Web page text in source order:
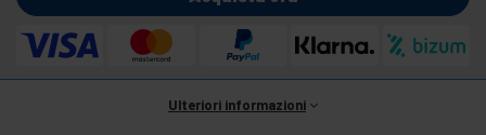
Ulteriori informazioni